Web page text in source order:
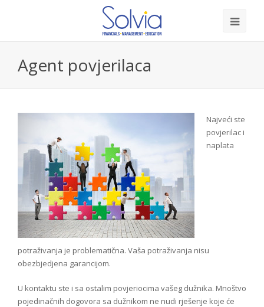
Agent povjerilaca
Najveći ste
povjerilac i
naplata
potraživanja je problematična. Vaša potraživanja nisu
obezbjedjena garancijom.
U kontaktu ste i sa ostalim povjeriocima vašeg dužnika. Mnoštvo
pojedinačnih dogovora sa dužnikom ne nudi rješenje koje će